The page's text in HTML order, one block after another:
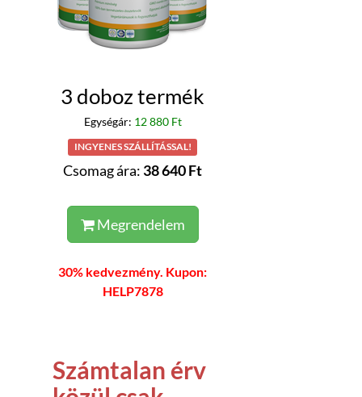
3 doboz termék
Egységár: 12 880 Ft
INGYENES SZÁLLÍTÁSSAL!
Csomag ára: 38 640 Ft
Megrendelem
30% kedvezmény. Kupon:
HELP7878
Számtalan érv